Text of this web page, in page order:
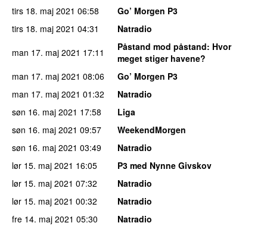
tirs 18. maj 2021 06:58
Go’ Morgen P3
tirs 18. maj 2021 04:31
Natradio
man 17. maj 2021 17:11 Påstand mod påstand: Hvor
meget stiger havene?
man 17. maj 2021 08:06
Go’ Morgen P3
man 17. maj 2021 01:32
Natradio
søn 16. maj 2021 17:58
Liga
søn 16. maj 2021 09:57
WeekendMorgen
søn 16. maj 2021 03:49
Natradio
lør 15. maj 2021 16:05
P3 med Nynne Givskov
lør 15. maj 2021 07:32
Natradio
lør 15. maj 2021 00:32
Natradio
fre 14. maj 2021 05:30
Natradio